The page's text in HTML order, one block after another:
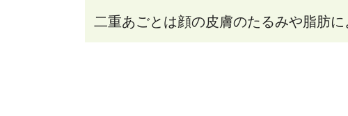
二重あごとは顔の皮膚のたるみや脂肪